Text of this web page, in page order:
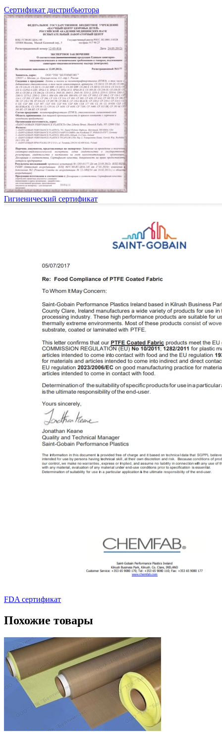
Сертификат дистрибьютора
Гигиенический сертификат
FDA сертификат
Похожие товары